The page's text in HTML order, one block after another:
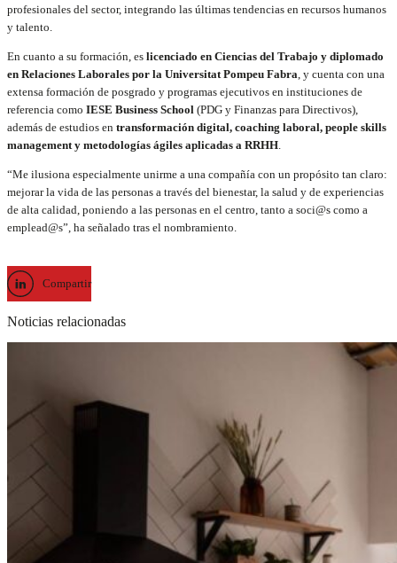
profesionales del sector, integrando las últimas tendencias en recursos humanos
y talento.
En cuanto a su formación, es licenciado en Ciencias del Trabajo y diplomado
en Relaciones Laborales por la Universitat Pompeu Fabra, y cuenta con una
extensa formación de posgrado y programas ejecutivos en instituciones de
referencia como IESE Business School (PDG y Finanzas para Directivos),
además de estudios en transformación digital, coaching laboral, people skills
management y metodologías ágiles aplicadas a RRHH.
“Me ilusiona especialmente unirme a una compañía con un propósito tan claro:
mejorar la vida de las personas a través del bienestar, la salud y de experiencias
de alta calidad, poniendo a las personas en el centro, tanto a soci@s como a
emplead@s”, ha señalado tras el nombramiento.
Compartir
Noticias relacionadas